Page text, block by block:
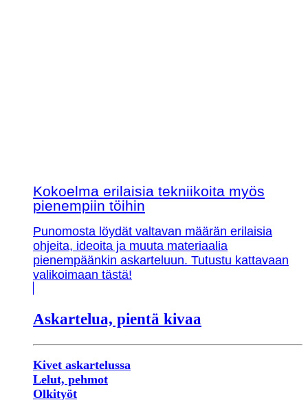
Kokoelma erilaisia tekniikoita myös
pienempiin töihin
Punomosta löydät valtavan määrän erilaisia
ohjeita, ideoita ja muuta materiaalia
pienempäänkin askarteluun. Tutustu kattavaan
valikoimaan tästä!
Askartelua, pientä kivaa
Kivet askartelussa
Lelut, pehmot
Olkityöt